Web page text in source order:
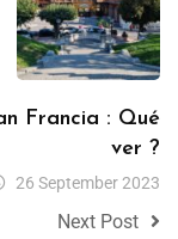
Francia : Qué
ver ?
26 September 2023
Next Post